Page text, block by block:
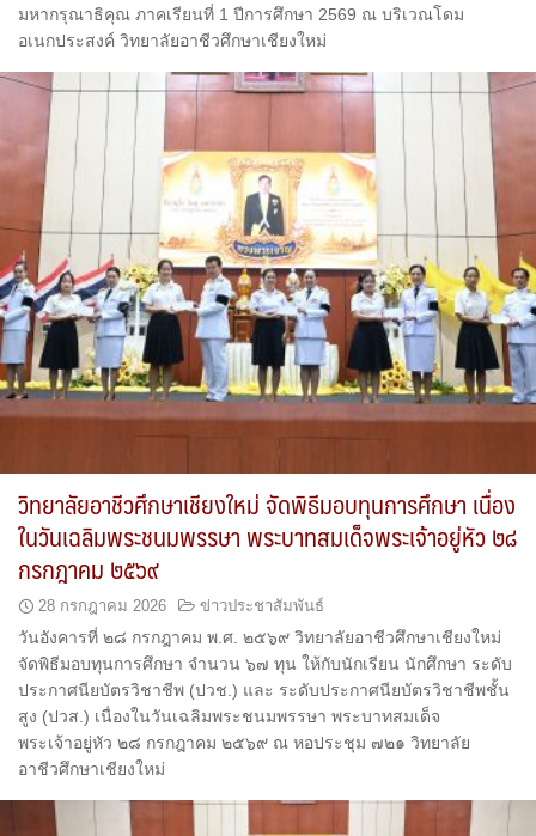
มหากรุณาธิคุณ ภาคเรียนที่ 1 ปีการศึกษา 2569 ณ บริเวณโดม
อเนกประสงค์ วิทยาลัยอาชีวศึกษาเชียงใหม่
วิทยาลัยอาชีวศึกษาเชียงใหม่ จัดพิธีมอบทุนการศึกษา เนื่อง
ในวันเฉลิมพระชนมพรรษา พระบาทสมเด็จพระเจ้าอยู่หัว ๒๘
กรกฎาคม ๒๕๖๙
28 กรกฎาคม 2026 ข่าวประชาสัมพันธ์
วันอังคารที่ ๒๘ กรกฎาคม พ.ศ. ๒๕๖๙ วิทยาลัยอาชีวศึกษาเชียงใหม่
จัดพิธีมอบทุนการศึกษา จำนวน ๖๗ ทุน ให้กับนักเรียน นักศึกษา ระดับ
ประกาศนียบัตรวิชาชีพ (ปวช.) และ ระดับประกาศนียบัตรวิชาชีพชั้น
สูง (ปวส.) เนื่องในวันเฉลิมพระชนมพรรษา พระบาทสมเด็จ
พระเจ้าอยู่หัว ๒๘ กรกฎาคม ๒๕๖๙ ณ หอประชุม ๗๒๑ วิทยาลัย
อาชีวศึกษาเชียงใหม่